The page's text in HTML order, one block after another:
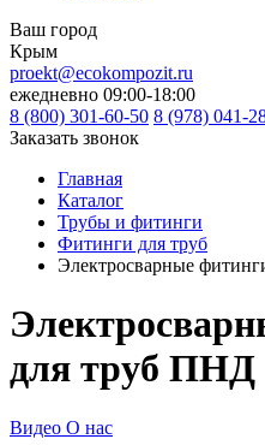
Ваш город
Крым
proekt@ecokompozit.ru
ежедневно 09:00-18:00
8 (800) 301-60-50 8 (978) 041-
Заказать звонок
Главная
Каталог
Трубы и фитинги
Фитинги для труб
Электросварные
для труб ПНД
Видео О нас